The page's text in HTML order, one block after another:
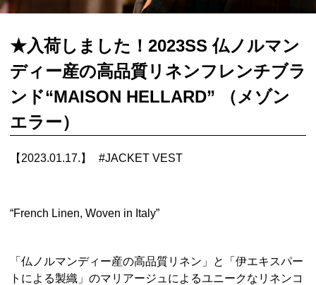
★入荷しました！2023SS 仏ノルマン
ディー産の高品質リネンフレンチブラ
ンド“MAISON HELLARD” （メゾン
エラー）
【2023.01.17.】 #JACKET VEST
“French Linen, Woven in Italy”
「仏ノルマンディー産の高品質リネン」と「伊エキスパー
トによる製織」のマリアージュによるユニークなリネンコ